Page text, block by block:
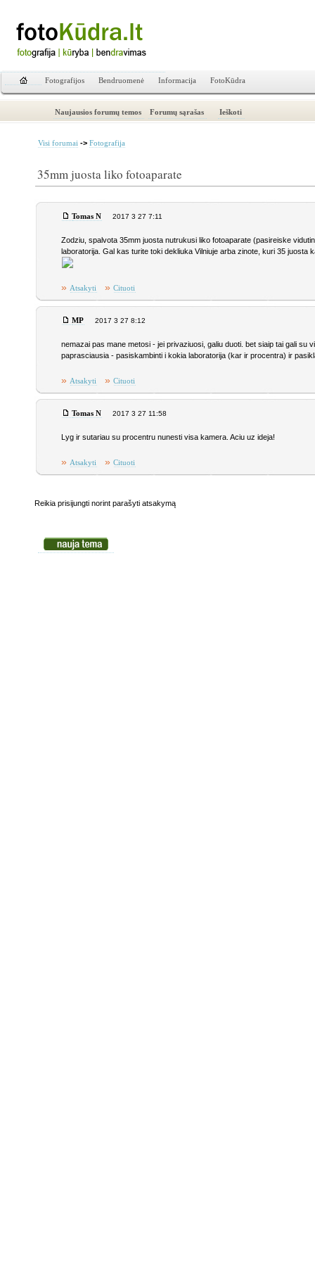
Fotografijos Bendruomenė Informacija FotoKūdra
Naujausios forumų temos Forumų sąrašas Ieškoti
Visi forumai -> Fotografija
35mm juosta liko fotoaparate
Tomas N 2017 3 27 7:11
Zodziu, spalvota 35mm juosta nutrukusi liko fotoaparate (pasireiske
laboratorija. Gal kas turite toki dekliuka Vilniuje arba zinote, kuri 35
» Atsakyti » Cituoti
MP 2017 3 27 8:12
nemazai pas mane metosi - jei privaziuosi, galiu duoti. bet siaip tai gali
paprasciausia - pasiskambinti i kokia laboratorija (kar ir procentra) ir
» Atsakyti » Cituoti
Tomas N 2017 3 27 11:58
Lyg ir sutariau su procentru nunesti visa kamera. Aciu uz ideja!
» Atsakyti » Cituoti
Reikia prisijungti norint parašyti atsakymą